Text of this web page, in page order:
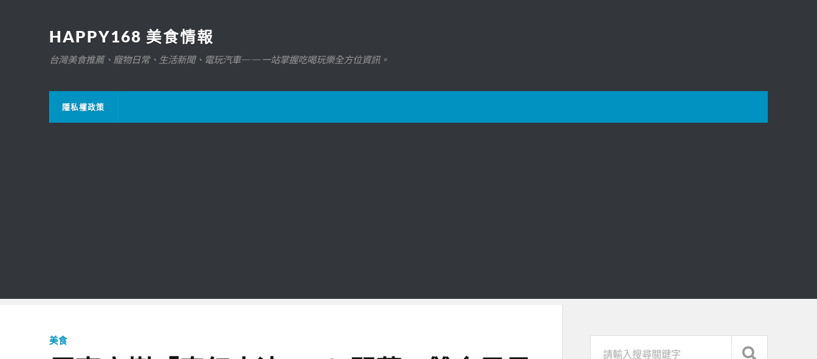
HAPPY168 美食情報
台灣美食推薦、寵物日常、生活新聞、電玩汽車——一站掌握吃喝玩樂全方位資訊。
隱私權政策
美食